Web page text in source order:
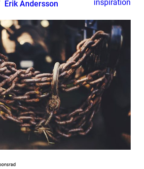
Erik Andersson inspiration